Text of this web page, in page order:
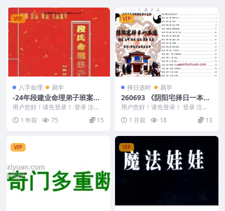
VIP
八字命理 易学
-24年段建业命理弟子班案例
集330页【原版】Y
用户您好！请先登录！ 登录 注册
24年段建业命理弟子班案例集330
页【原版】Y...
1 年前 75 15
VIP
择日选时 易学
260693 《阴阳宅择日一本
通》217页
用户您好！请先登录！ 登录 注册
《阴阳宅择日一本通》217页 260
693 以...
1 月前 18 13
VIP VIP